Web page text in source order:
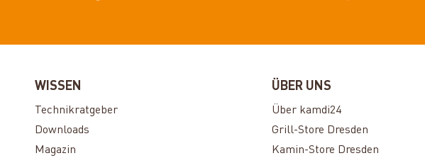
WISSEN
Technikratgeber
Downloads
Magazin
ÜBER UNS
Über kamdi24
Grill-Store Dresden
Kamin-Store Dresden